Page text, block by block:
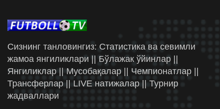
Сизнинг танловингиз: Статистика ва севимли
жамоа янгиликлари || Бўлажак ўйинлар ||
Янгиликлар || Мусобақалар || Чемпионатлар ||
Трансферлар || LIVE натижалар || Турнир
жадваллари